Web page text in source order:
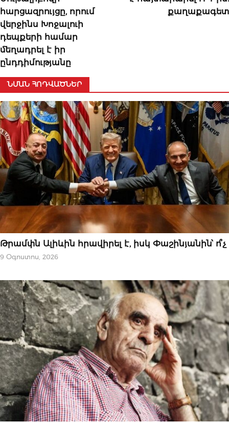
հարցազրույցը, որում
վերջինս Խոջալուի
դեպքերի համար
մեղադրել է իր
ընդդիմությանը
քաղաքագետ
ՆՄԱՆ ՀՈԴՎԱԾՆԵՐ
ԿԱՐԵՎՈՐԸ
Թրամփն Ալիևին հրավիրել է, իսկ Փաշինյանին՝ ո՞չ
9 Օգոստոս, 2026